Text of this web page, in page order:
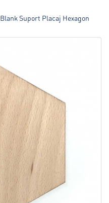
Blank Suport Placaj Hexagon